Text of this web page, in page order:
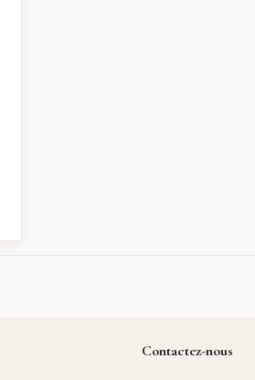
Contactez-nous